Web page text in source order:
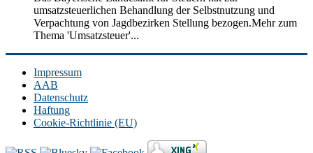
umsatzsteuerlichen Behandlung der Selbstnutzung und
Verpachtung von Jagdbezirken Stellung bezogen.Mehr zum
Thema 'Umsatzsteuer'...
Impressum
AAB
Datenschutz
Haftung
Cookie-Richtlinie (EU)